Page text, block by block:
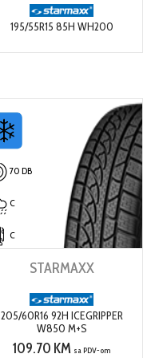
195/55R15 85H WH200
70 DB
C
C
STARMAXX
205/60R16 92H ICEGRIPPER
W850 M+S
109.70 KM sa PDV-om